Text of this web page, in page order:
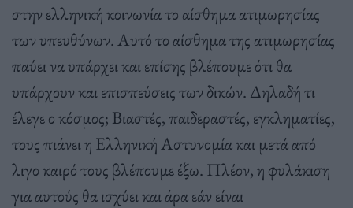
στην ελληνική κοινωνία το αίσθημα ατιμωρησίας
των υπευθύνων. Αυτό το αίσθημα της ατιμωρησίας
παύει να υπάρχει και επίσης βλέπουμε ότι θα
υπάρχουν και επισπεύσεις των δικών. Δηλαδή τι
έλεγε ο κόσμος; Βιαστές, παιδεραστές, εγκληματίες,
τους πιάνει η Ελληνική Αστυνομία και μετά από
λιγο καιρό τους βλέπουμε έξω. Πλέον, η φυλάκιση
για αυτούς θα ισχύει και άρα εάν είναι